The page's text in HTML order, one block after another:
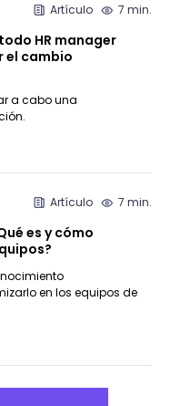
Artículo 7 min.
HR manager
el cambio
a cabo una
Artículo 7 min.
es y cómo
en los equipos de